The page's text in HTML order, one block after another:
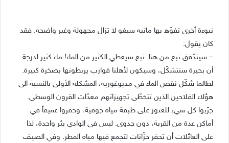
نبوءة أخرى تفوّه بها ماتيه سيغو لا تزال مجهولة وغير واضحة. فقد
كان يقول:
– سيتدّفق نبع من هنا. نبع سيعطي الكثير من الماء! ماء كثير لدرجة
أن بحيرة ستتشكّل، وسيكون لأهلنا قوارب يربطونها بصخرة كبيرة.
لطالما شكّل نقص الماء في مديوغوريه، المشكلة الأولى بالنسبة الى
هؤلاء الفلاحين الذين تتخطّى تجهيزاتهم معدّات القرون الوسطى.
جرّبوا كل شيء للعثور على طبقة مياه جوفية، وحفروا عميقاً في
أماكن عدة من القرية، دون جدوى. ليس في الوادي بئر واحدة، لذا
على العائلات أن تحفر خزّانات لتجمع فيها مياه المطر. وفي الصيف